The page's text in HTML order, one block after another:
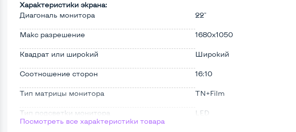
Характеристики экрана:
Диагональ монитора
22"
Макс разрешение 1680x1050
Квадрат или широкий Широкий
Соотношение сторон 16:10
Тип матрицы монитора TN+Film
Тип подсветки монитора LED
Посмотреть все характеристики товара